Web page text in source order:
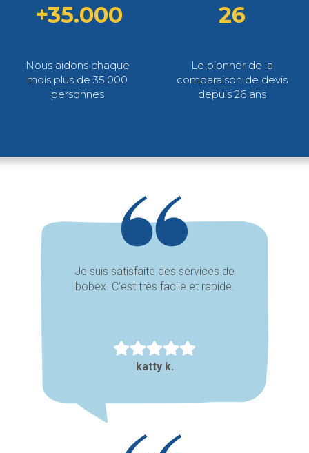
+35.000
Nous aidons chaque
mois plus de 35.000
personnes
26
Le pionner de la
comparaison de devis
depuis 26 ans
Je suis satisfaite des services de
bobex. C'est très facile et rapide.
katty k.